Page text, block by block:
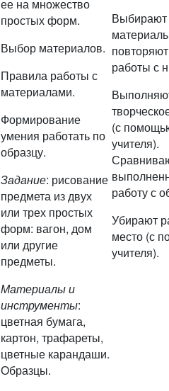
ее на множество
простых форм.
Выбор материалов.
Правила работы с
материалами.
Формирование
умения работать по
образцу.
Задание: рисование
предмета из двух
или трех простых
форм: вагон, дом
или другие
предметы.
Материалы и
инструменты:
цветная бумага,
картон, трафареты,
цветные карандаши.
Образцы.
Выбирают
работы с
(с
учителя).
работу с
Убирают
место (с
учителя).